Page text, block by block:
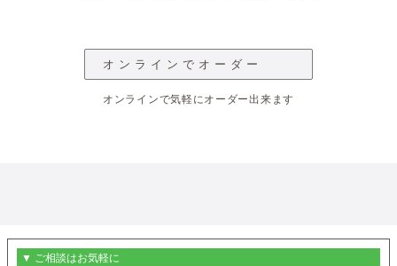
オンラインでオーダー
オンラインで気軽にオーダー出来ます
▼ ご相談はお気軽に